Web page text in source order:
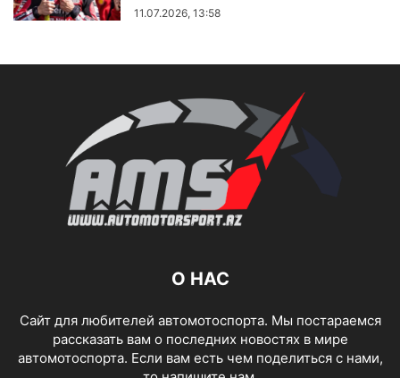
11.07.2026, 13:58
О НАС
Сайт для любителей автомотоспорта. Мы постараемся
рассказать вам о последних новостях в мире
автомотоспорта. Если вам есть чем поделиться с нами,